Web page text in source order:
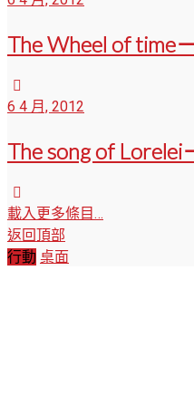
The Wheel of time
6 4 月, 2012
The song of Lorelei
載入更多條目…
返回頂部
行動 桌面